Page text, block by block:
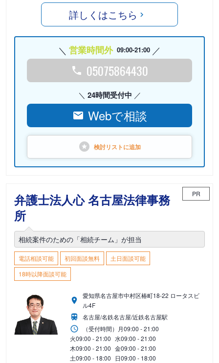
詳しくはこちら
営業時間外 09:00-21:00
05075864430
24時間受付中
Webで相談
検討リストに追加
弁護士法人心 名古屋法律事務
所
PR
相続案件のための「相続チーム」が担当
電話相談可能 初回面談無料
土日面談可能
18時以降面談可能
愛知県名古屋市中村区椿町18-22 ロータスビ
ル4F
名古屋/名鉄名古屋/近鉄名古屋駅
（受付時間） 月09:00 - 21:00
火09:00 - 21:00 水09:00 - 21:00
木09:00 - 21:00 金09:00 - 21:00
土09:00 - 18:00 日09:00 - 18:00